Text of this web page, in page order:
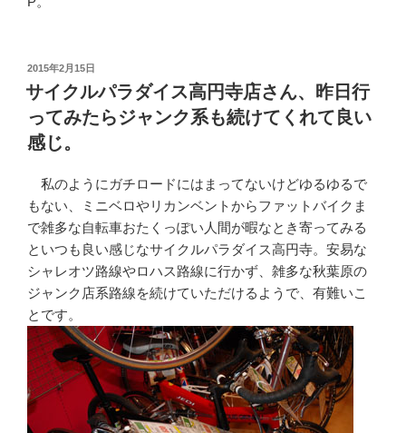
投
稿
日:
2015年2月15日
サイクルパラダイス高円寺店さん、昨日行
ってみたらジャンク系も続けてくれて良い
感じ。
私のようにガチロードにはまってないけどゆるゆるで
もない、ミニベロやリカンベントからファットバイクま
で雑多な自転車おたくっぽい人間が暇なとき寄ってみる
といつも良い感じなサイクルパラダイス高円寺。安易な
シャレオツ路線やロハス路線に行かず、雑多な秋葉原の
ジャンク店系路線を続けていただけるようで、有難いこ
とです。